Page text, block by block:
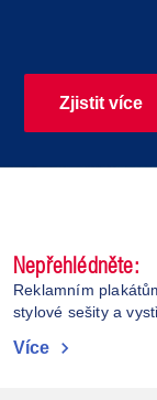
Zjistit více
Nepřehlédněte:
Reklamním
stylové sešity a
Více chevron_right